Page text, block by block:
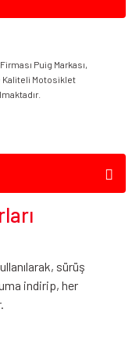
Puig Markası,
Kaliteli Motosiklet
sürüş
indirip, her